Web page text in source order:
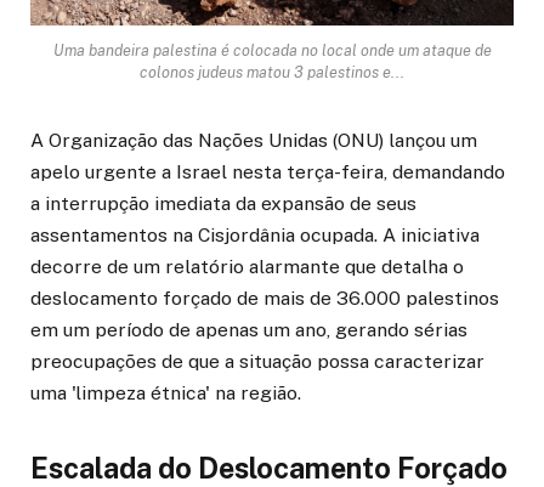
Uma bandeira palestina é colocada no local onde um ataque de
colonos judeus matou 3 palestinos e...
A Organização das Nações Unidas (ONU) lançou um
apelo urgente a Israel nesta terça-feira, demandando
a interrupção imediata da expansão de seus
assentamentos na Cisjordânia ocupada. A iniciativa
decorre de um relatório alarmante que detalha o
deslocamento forçado de mais de 36.000 palestinos
em um período de apenas um ano, gerando sérias
preocupações de que a situação possa caracterizar
uma 'limpeza étnica' na região.
Escalada do Deslocamento Forçado